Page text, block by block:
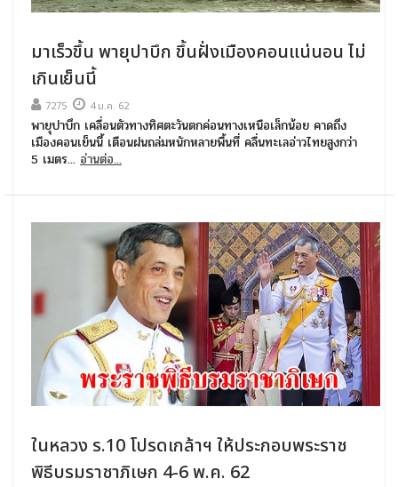
มาเร็วขึ้น พายุปาบึก ขึ้นฝั่งเมืองคอนแน่นอน ไม่
เกินเย็นนี้
7275 4 ม.ค. 62
พายุปาบึก เคลื่อนตัวทางทิศตะวันตกค่อนทางเหนือเล็กน้อย คาดถึง
เมืองคอนเย็นนี้ เตือนฝนถล่มหนักหลายพื้นที่ คลื่นทะเลอ่าวไทยสูงกว่า
5 เมตร... อ่านต่อ...
ในหลวง ร.10 โปรดเกล้าฯ ให้ประกอบพระราช
พิธีบรมราชาภิเษก 4-6 พ.ค. 62